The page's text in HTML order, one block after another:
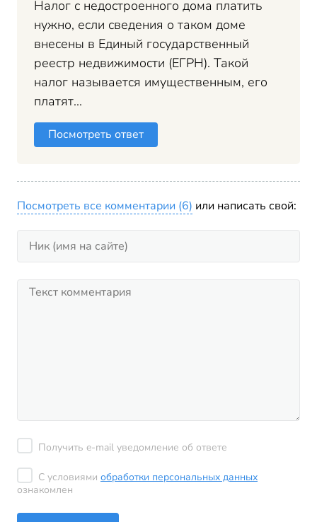
Налог с недостроенного дома платить
нужно, если сведения о таком доме
внесены в Единый государственный
реестр недвижимости (ЕГРН). Такой
налог называется имущественным, его
платят...
Посмотреть ответ
Посмотреть все комментарии (6) или написать свой:
Получить e-mail уведомление об ответе
С условиями обработки персональных данных
ознакомлен